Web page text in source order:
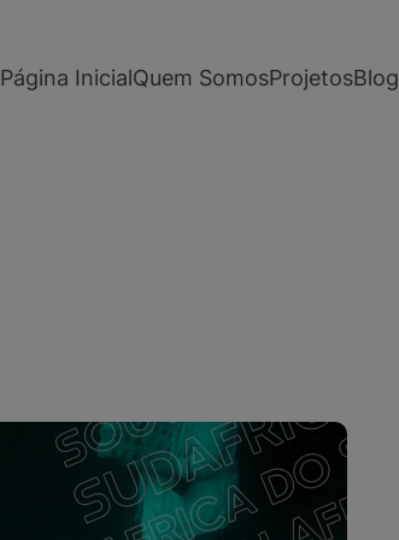
Página InicialQuem SomosProjetosBlog